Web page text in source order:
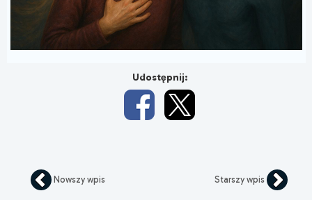
Udostępnij:
Nowszy wpis Starszy wpis